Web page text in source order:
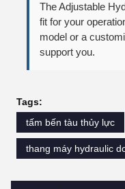
The Adjustable
fit for your
model or a
support you.
Tags:
tấm bến tàu thủy lực
thang máy hydraulic